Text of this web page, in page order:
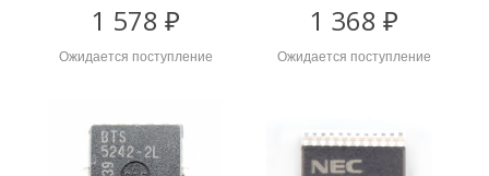
1 578 ₽
Ожидается поступление
1 368 ₽
Ожидается поступление